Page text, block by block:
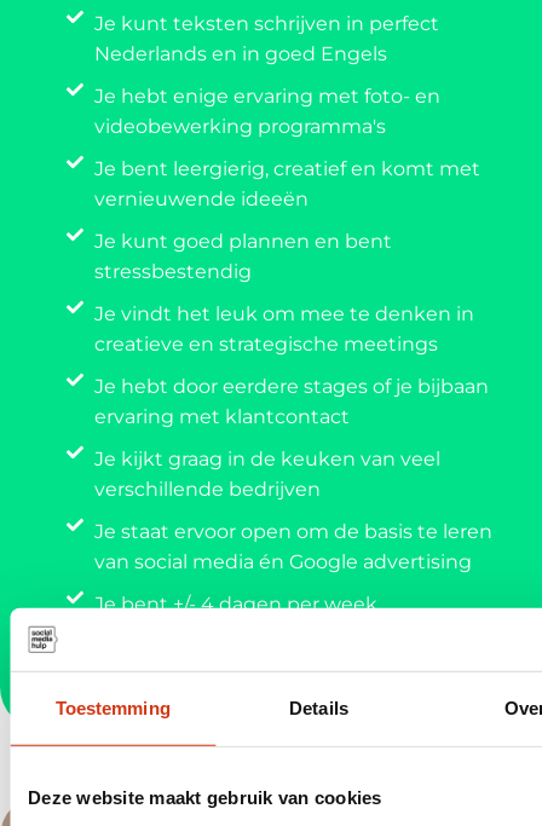
Toestemming Details
Deze website maakt gebruik van cookies
Je kunt teksten schrijven in perfect
Nederlands en in goed Engels
Je hebt enige ervaring met foto- en
videobewerking programma's
Je bent leergierig, creatief en komt met
vernieuwende ideeën
Je kunt goed plannen en bent
stressbestendig
Je vindt het leuk om mee te denken in
creatieve en strategische meetings
Je hebt door eerdere stages of je bijbaan
ervaring met klantcontact
Je kijkt graag in de keuken van veel
verschillende bedrijven
Je staat ervoor open om de basis te leren
van social media én Google advertising
Je bent +/- 4 dagen per week
Direct solliciteren